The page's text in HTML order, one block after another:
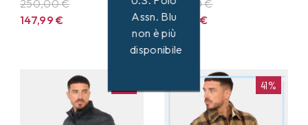
250,00 €
147,99€
228,00 €
133,99€
41%
Assn. Blu
non è più
disponibile